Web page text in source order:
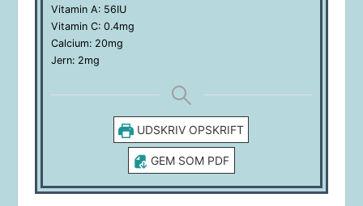
Vitamin A: 56IU
Vitamin C: 0.4mg
Calcium: 20mg
Jern: 2mg
UDSKRIV OPSKRIFT
GEM SOM PDF